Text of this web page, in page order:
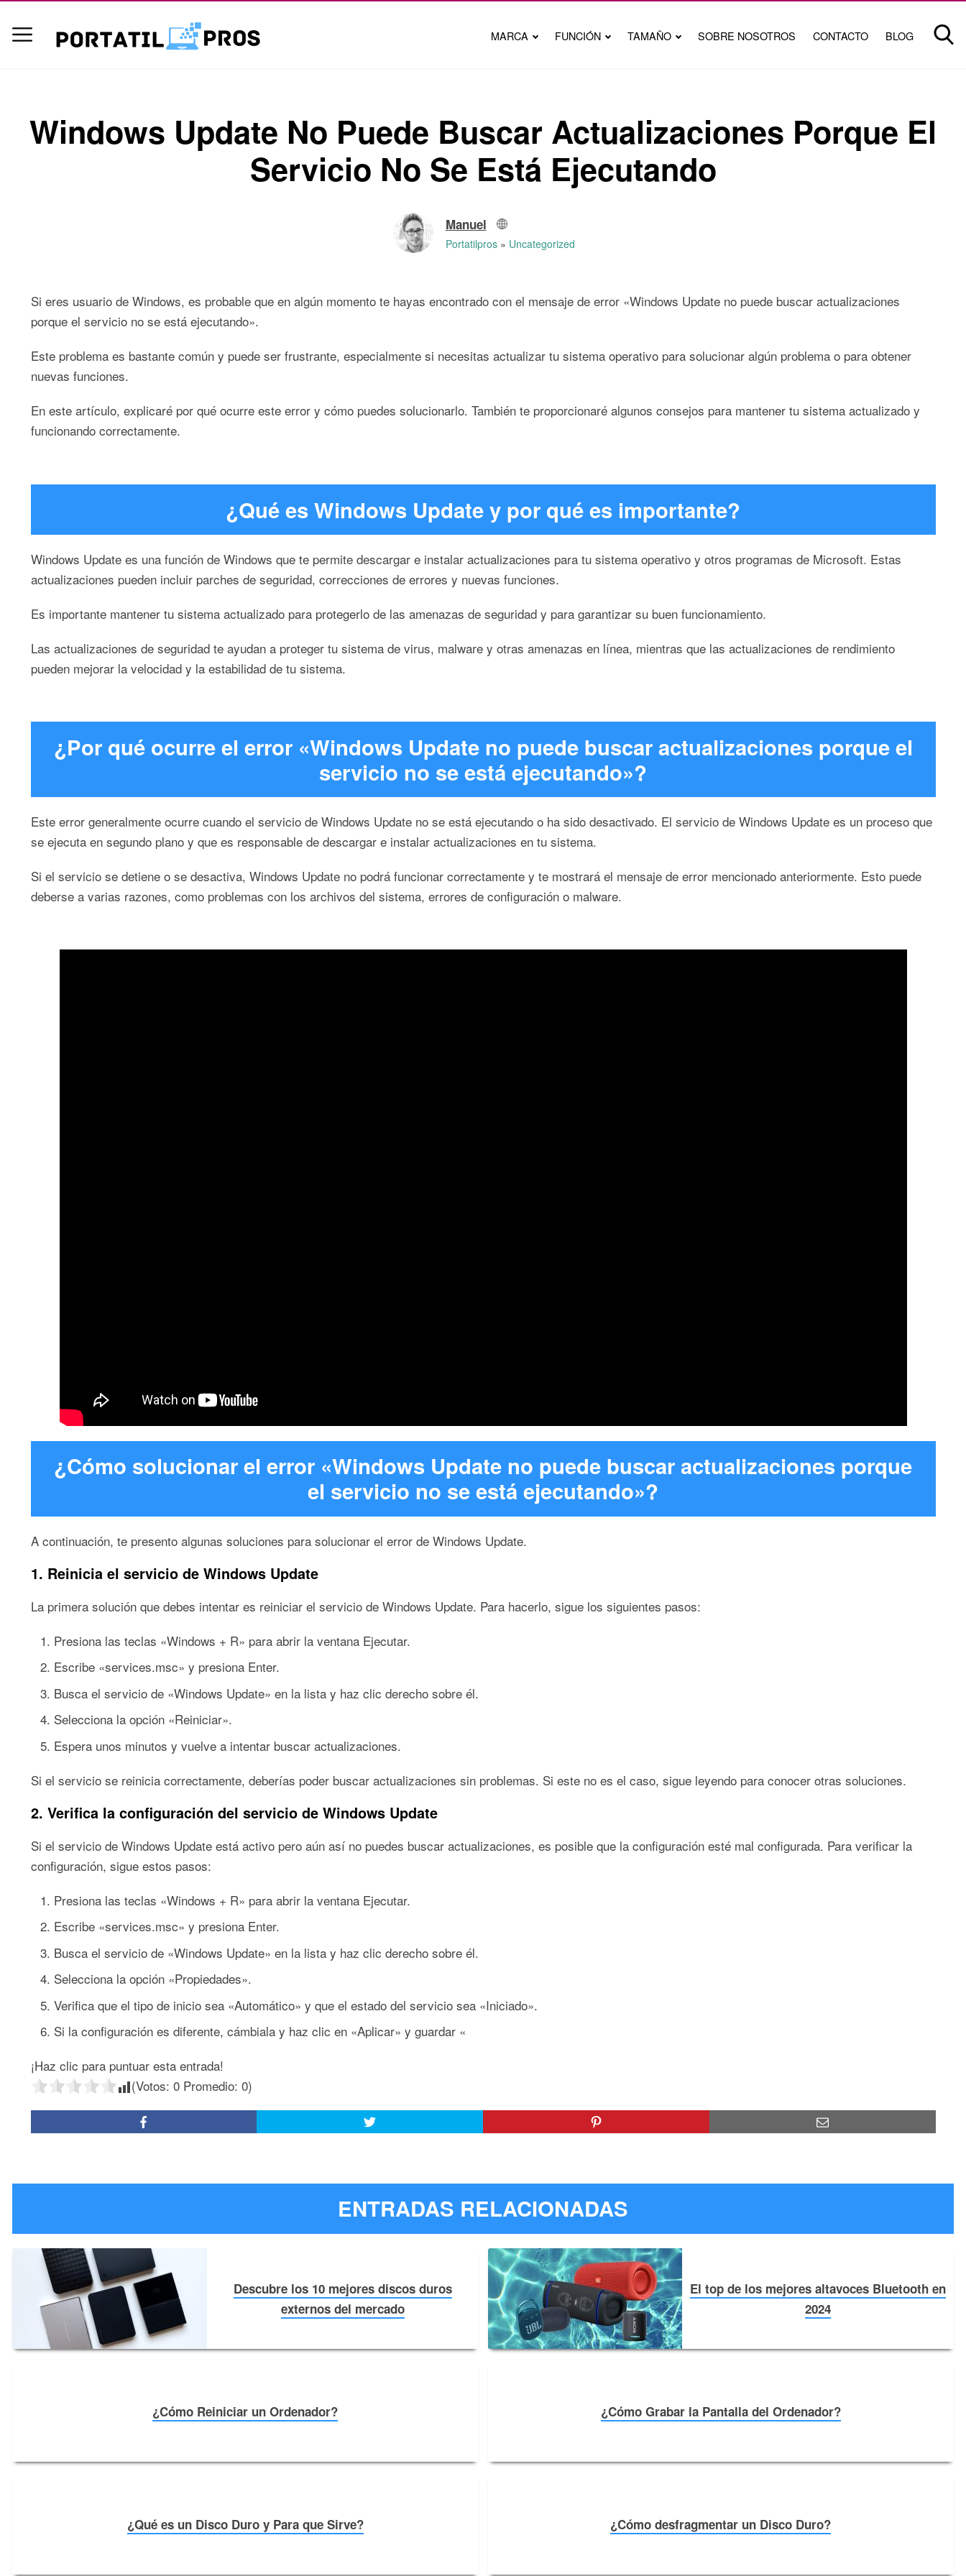
MARCA FUNCIÓN TAMAÑO SOBRE NOSOTROS CONTACTO BLOG
Windows Update No Puede Buscar Actualizaciones Porque El
Servicio No Se Está Ejecutando
Manuel
Portatilpros Uncategorized
Si eres usuario de Windows, es probable que en algún momento te hayas encontrado con el mensaje de error «Windows Update no puede buscar actualizaciones
porque el servicio no se está ejecutando».
Este problema es bastante común y puede ser frustrante, especialmente si necesitas actualizar tu sistema operativo para solucionar algún problema o para obtener
nuevas funciones.
En este artículo, explicaré por qué ocurre este error y cómo puedes solucionarlo. También te proporcionaré algunos consejos para mantener tu sistema actualizado y
funcionando correctamente.
¿Qué es Windows Update y por qué es importante?
Windows Update es una función de Windows que te permite descargar e instalar actualizaciones para tu sistema operativo y otros programas de Microsoft. Estas
actualizaciones pueden incluir parches de seguridad, correcciones de errores y nuevas funciones.
Es importante mantener tu sistema actualizado para protegerlo de las amenazas de seguridad y para garantizar su buen funcionamiento.
Las actualizaciones de seguridad te ayudan a proteger tu sistema de virus, malware y otras amenazas en línea, mientras que las actualizaciones de rendimiento
pueden mejorar la velocidad y la estabilidad de tu sistema.
¿Por qué ocurre el error «Windows Update no puede buscar actualizaciones porque el
servicio no se está ejecutando»?
Este error generalmente ocurre cuando el servicio de Windows Update no se está ejecutando o ha sido desactivado. El servicio de Windows Update es un proceso que
se ejecuta en segundo plano y que es responsable de descargar e instalar actualizaciones en tu sistema.
Si el servicio se detiene o se desactiva, Windows Update no podrá funcionar correctamente y te mostrará el mensaje de error mencionado anteriormente. Esto puede
deberse a varias razones, como problemas con los archivos del sistema, errores de configuración o malware.
¿Cómo solucionar el error «Windows Update no puede buscar actualizaciones porque
el servicio no se está ejecutando»?
A continuación, te presento algunas soluciones para solucionar el error de Windows Update.
1. Reinicia el servicio de Windows Update
La primera solución que debes intentar es reiniciar el servicio de Windows Update. Para hacerlo, sigue los siguientes pasos:
Presiona las teclas «Windows + R» para abrir la ventana Ejecutar.
Escribe «services.msc» y presiona Enter.
Busca el servicio de «Windows Update» en la lista y haz clic derecho sobre él.
Selecciona la opción «Reiniciar».
Espera unos minutos y vuelve a intentar buscar actualizaciones.
Si el servicio se reinicia correctamente, deberías poder buscar actualizaciones sin problemas. Si este no es el caso, sigue leyendo para conocer otras soluciones.
2. Verifica la configuración del servicio de Windows Update
Si el servicio de Windows Update está activo pero aún así no puedes buscar actualizaciones, es posible que la configuración esté mal configurada. Para verificar la
configuración, sigue estos pasos:
Presiona las teclas «Windows + R» para abrir la ventana Ejecutar.
Escribe «services.msc» y presiona Enter.
Busca el servicio de «Windows Update» en la lista y haz clic derecho sobre él.
Selecciona la opción «Propiedades».
Verifica que el tipo de inicio sea «Automático» y que el estado del servicio sea «Iniciado».
Si la configuración es diferente, cámbiala y haz clic en «Aplicar» y guardar «
¡Haz clic para puntuar esta entrada!
(Votos: 0Promedio: 0)
ENTRADAS RELACIONADAS
Descubre los 10 mejores discos duros
externos del mercado￼
El top de los mejores altavoces Bluetooth en
2024￼
¿Cómo Reiniciar un Ordenador? ¿Cómo Grabar la Pantalla del Ordenador?
¿Qué es un Disco Duro y Para que Sirve? ¿Cómo desfragmentar un Disco Duro?